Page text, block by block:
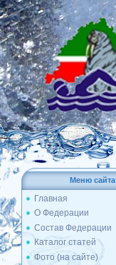
Меню сайта
Главная
О Федерации
Состав Федерации
Каталог статей
Фото (на сайте)